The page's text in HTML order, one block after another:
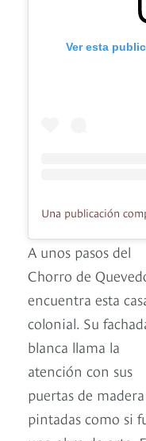
Ver esta
A unos pasos del
Chorro de
encuentra esta
colonial. Su
blanca llama la
atención con sus
puertas de madera
pintadas como si